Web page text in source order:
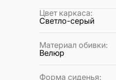
Цвет каркаса:
Светло-серый
Материал обивки:
Велюр
Форма сиденья: